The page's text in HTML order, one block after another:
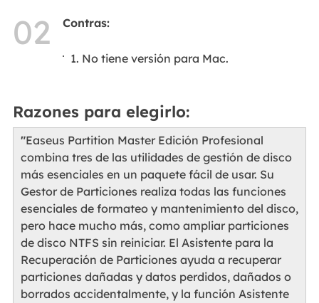
02 Contras:
1. No tiene versión para Mac.
Razones para elegirlo:
"Easeus Partition Master Edición Profesional
combina tres de las utilidades de gestión de disco
más esenciales en un paquete fácil de usar. Su
Gestor de Particiones realiza todas las funciones
esenciales de formateo y mantenimiento del disco,
pero hace mucho más, como ampliar particiones
de disco NTFS sin reiniciar. El Asistente para la
Recuperación de Particiones ayuda a recuperar
particiones dañadas y datos perdidos, dañados o
borrados accidentalmente, y la función Asistente